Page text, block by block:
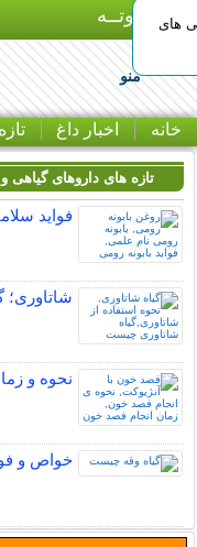
بـیتوتــه
منو
خانه اخبار داغ
های
تازه های داروهای
فواید
شاتاوری؛
نحوه و
خواص و